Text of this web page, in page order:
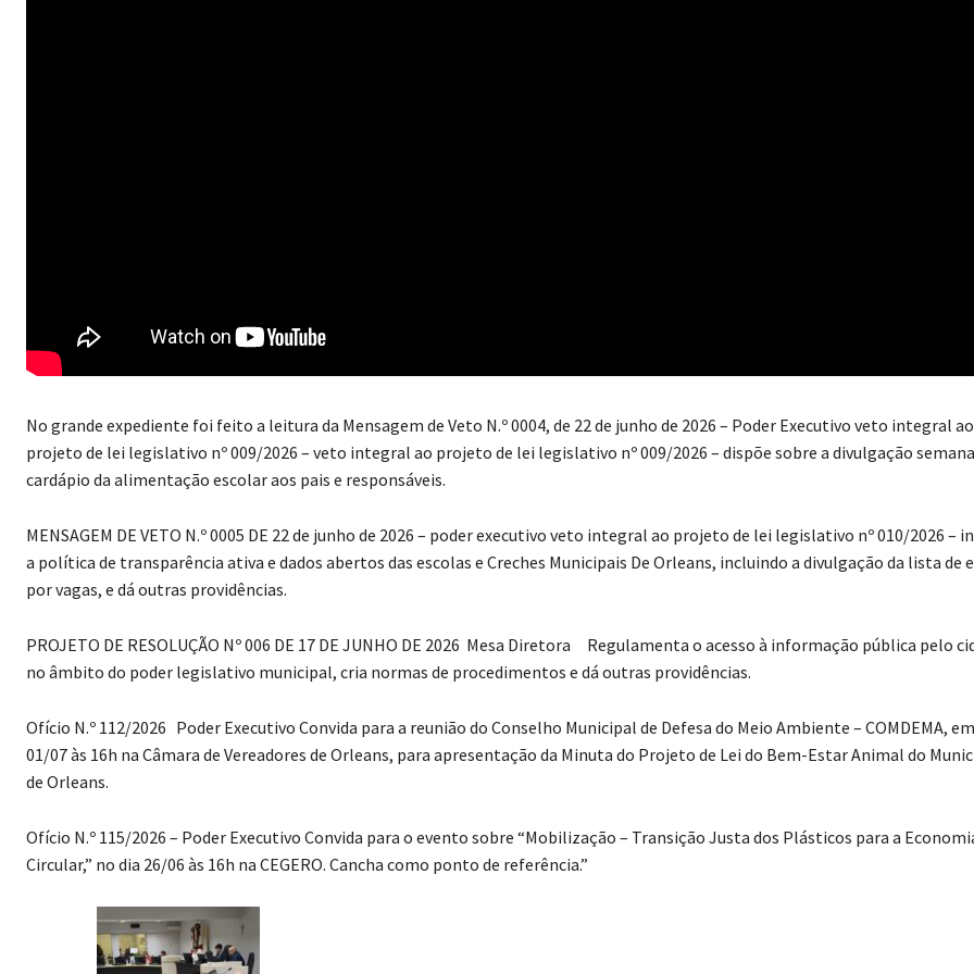
No grande expediente foi feito a leitura da Mensagem de Veto N.º 0004, de 22 de junho de 2026 – Poder Executivo veto integral ao
projeto de lei legislativo nº 009/2026 – veto integral ao projeto de lei legislativo nº 009/2026 – dispõe sobre a divulgação
cardápio da alimentação escolar aos pais e responsáveis.
MENSAGEM DE VETO N.º 0005 DE 22 de junho de 2026 – poder executivo veto integral ao projeto de lei legislativo nº 010/2026 –
a política de transparência ativa e dados abertos das escolas e Creches Municipais De Orleans, incluindo a divulgação da lista de
por vagas, e dá outras providências.
PROJETO DE RESOLUÇÃO Nº 006 DE 17 DE JUNHO DE 2026 Mesa Diretora Regulamenta o acesso à informação pública pelo
no âmbito do poder legislativo municipal, cria normas de procedimentos e dá outras providências.
Ofício N.º 112/2026 Poder Executivo Convida para a reunião do Conselho Municipal de Defesa do Meio Ambiente – COMDEMA, em
01/07 às 16h na Câmara de Vereadores de Orleans, para apresentação da Minuta do Projeto de Lei do Bem-Estar Animal do
de Orleans.
Ofício N.º 115/2026 – Poder Executivo Convida para o evento sobre “Mobilização – Transição Justa dos Plásticos para a
Circular,” no dia 26/06 às 16h na CEGERO. Cancha como ponto de referência.”